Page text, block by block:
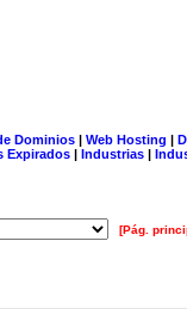
Dominios| Web Hosting |
Expirados | Industrias |
[Pág.